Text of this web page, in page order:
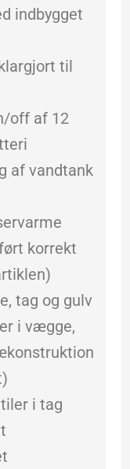
indbygget
til
off af 12
af vandtank
korrekt
tag og gulv
i vægge,
i tag